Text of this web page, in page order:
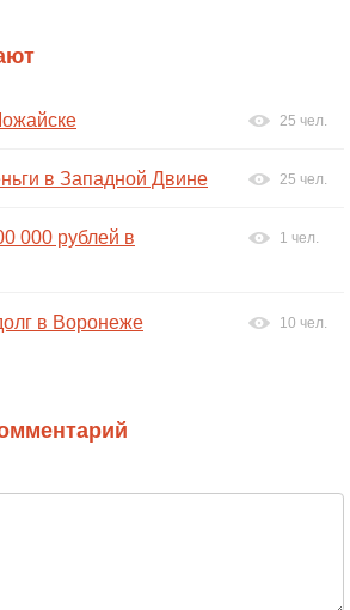
25 чел.
в Западной Двине 25 чел.
000 рублей в
1 чел.
в Воронеже 10 чел.